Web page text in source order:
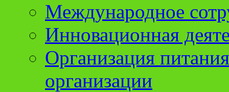
Международное
Инновационная
Организация
организации